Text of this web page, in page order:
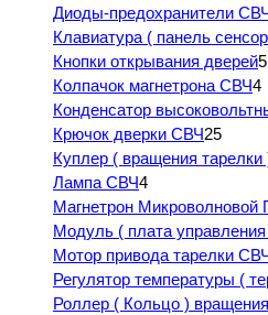
Диоды-предохранители
Клавиатура ( панель
Кнопки открывания дверей5
Колпачок магнетрона СВЧ4
Конденсатор
Крючок дверки СВЧ25
Куплер ( вращения
Лампа СВЧ4
Магнетрон Микроволновой
Модуль ( плата
Мотор привода тарелки
Регулятор температуры (
Роллер ( Кольцо )